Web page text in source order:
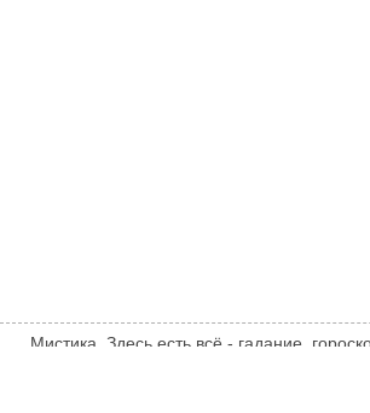
Мистика. Здесь есть всё - гадание,